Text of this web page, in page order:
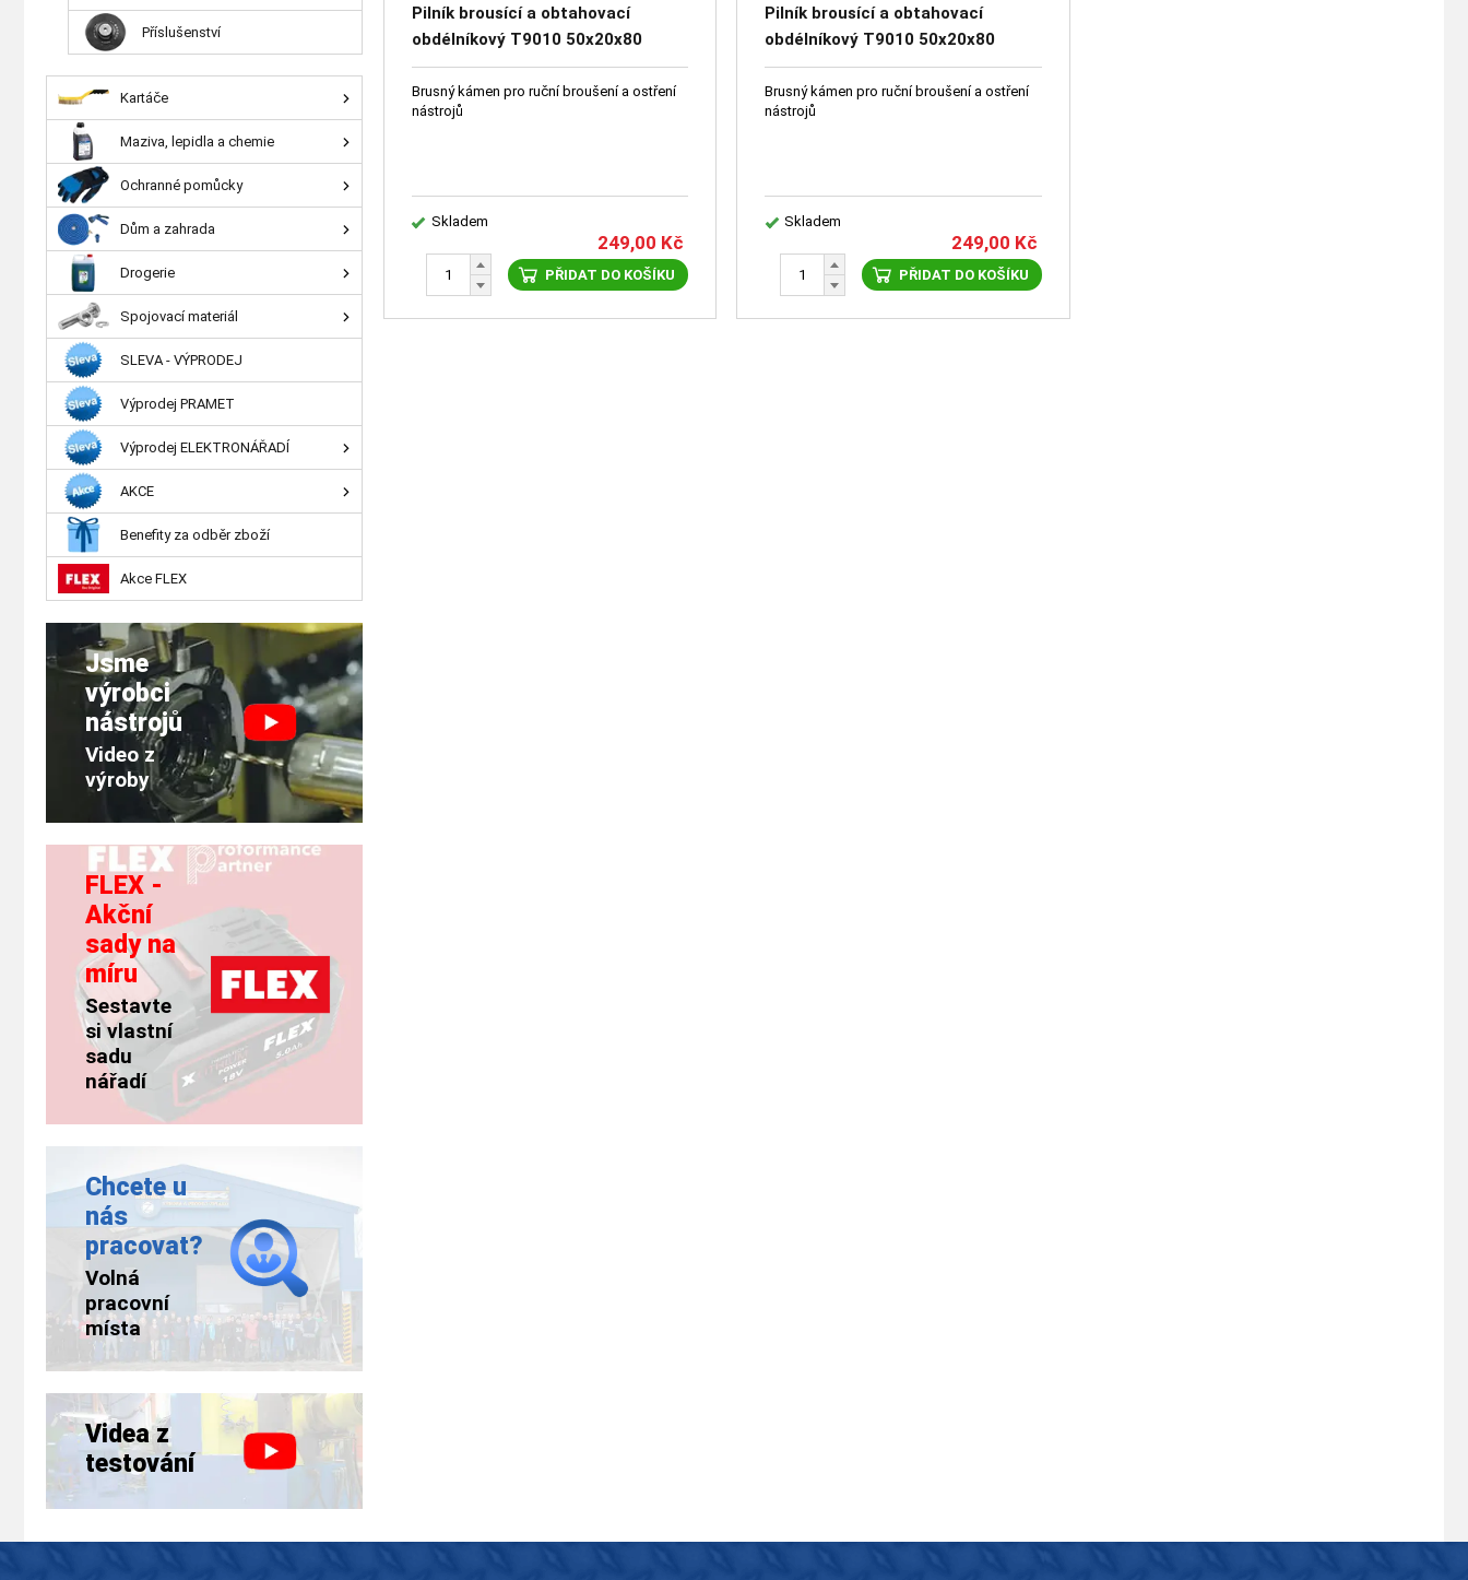
Pilník brousící a obtahovací
obdélníkový T9010 50x20x80
C100BE5 TYROLIT 66233-5024
Brusný kámen pro ruční broušení a ostření
nástrojů
Skladem
249,00 Kč
PŘIDAT DO KOŠÍKU
Pilník brousící a obtahovací
obdélníkový T9010 50x20x80
C240BE5 TYROLIT 66233-5030
Brusný kámen pro ruční broušení a ostření
nástrojů
Skladem
249,00 Kč
PŘIDAT DO KOŠÍKU
Příslušenství
Kartáče
Maziva, lepidla a chemie
Ochranné pomůcky
Dům a zahrada
Drogerie
Spojovací materiál
SLEVA - VÝPRODEJ
Výprodej PRAMET
Výprodej ELEKTRONÁŘADÍ
AKCE
Benefity za odběr zboží
Akce FLEX
Jsme
výrobci
nástrojů
Video z
výroby
FLEX -
Akční
sady na
míru
Sestavte
si vlastní
sadu
nářadí
Chcete u
nás
pracovat?
Volná
pracovní
místa
Videa z
testování